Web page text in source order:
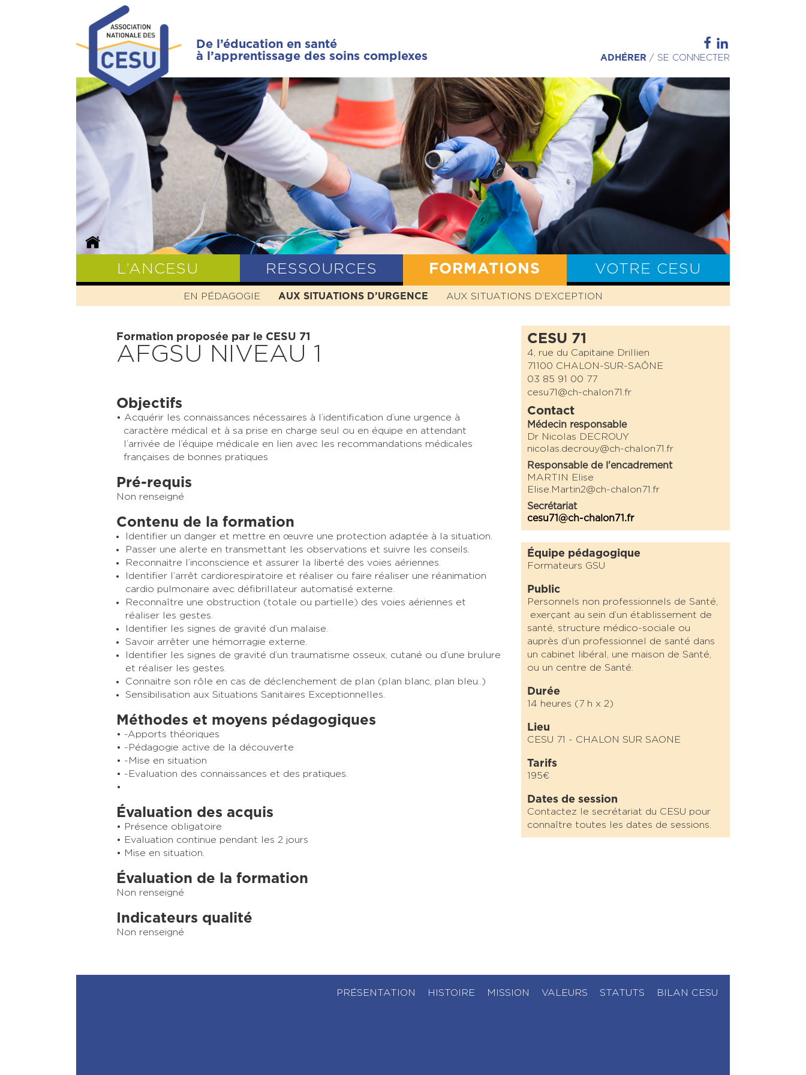
De l’éducation en santé
à l’apprentissage des soins complexes
ADHÉRER / SE CONNECTER
L’ANCESU
PRÉSENTATION HISTOIRE MISSION VALEURS STATUTS BILAN CESU
RESSOURCES FORMATIONS
EN PÉDAGOGIE AUX SITUATIONS D’URGENCE AUX SITUATIONS D’EXCEPTION
VOTRE CESU
Formation proposée par le CESU 71
AFGSU NIVEAU 1
Objectifs
Acquérir les connaissances nécessaires à l’identification d’une urgence à
caractère médical et à sa prise en charge seul ou en équipe en attendant
l’arrivée de l’équipe médicale en lien avec les recommandations médicales
françaises de bonnes pratiques
Pré-requis
Non renseigné
Contenu de la formation
Identifier un danger et mettre en œuvre une protection adaptée à la situation.
Passer une alerte en transmettant les observations et suivre les conseils.
Reconnaitre l’inconscience et assurer la liberté des voies aériennes.
Identifier l’arrêt cardiorespiratoire et réaliser ou faire réaliser une réanimation
cardio pulmonaire avec défibrillateur automatisé externe.
Reconnaître une obstruction (totale ou partielle) des voies aériennes et
réaliser les gestes.
Identifier les signes de gravité d’un malaise.
Savoir arrêter une hémorragie externe.
Identifier les signes de gravité d’un traumatisme osseux, cutané ou d’une brulure
et réaliser les gestes.
Connaitre son rôle en cas de déclenchement de plan (plan blanc, plan bleu..)
Sensibilisation aux Situations Sanitaires Exceptionnelles.
Méthodes et moyens pédagogiques
-Apports théoriques
-Pédagogie active de la découverte
-Mise en situation
-Evaluation des connaissances et des pratiques.
Évaluation des acquis
Présence obligatoire
Evaluation continue pendant les 2 jours
Mise en situation.
Évaluation de la formation
Non renseigné
Indicateurs qualité
Non renseigné
CESU 71
4, rue du Capitaine Drillien
71100 CHALON-SUR-SAÔNE
03 85 91 00 77
cesu71@ch-chalon71.fr
Contact
Médecin responsable
Dr Nicolas DECROUY
nicolas.decrouy@ch-chalon71.fr
Responsable de l'encadrement
MARTIN Elise
Elise.Martin2@ch-chalon71.fr
Secrétariat
cesu71@ch-chalon71.fr
Équipe pédagogique
Formateurs GSU
Public
Personnels non professionnels de Santé,
exerçant au sein d’un établissement de
santé, structure médico-sociale ou
auprès d’un professionnel de santé dans
un cabinet libéral, une maison de Santé,
ou un centre de Santé.
Durée
14 heures (7 h x 2)
Lieu
CESU 71 - CHALON SUR SAONE
Tarifs
195€
Dates de session
Contactez le secrétariat du CESU pour
connaître toutes les dates de sessions.
PRÉSENTATION HISTOIRE MISSION VALEURS STATUTS BILAN CESU